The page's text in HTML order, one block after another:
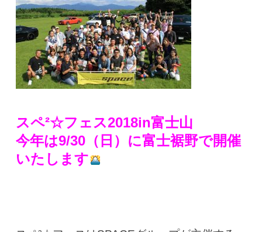
スペ²☆フェス2018in富士山
今年は9/30（日）に富士裾野で開催
いたします